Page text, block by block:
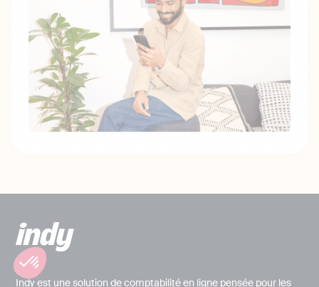
Indy est une solution de comptabilité en ligne pensée pour les